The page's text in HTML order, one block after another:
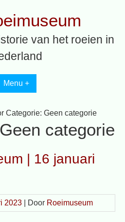
van het roeien in
Menu +
Categorie: Geen categorie
Geen categorie
| 16 januari
2023 | Door Roeimuseum